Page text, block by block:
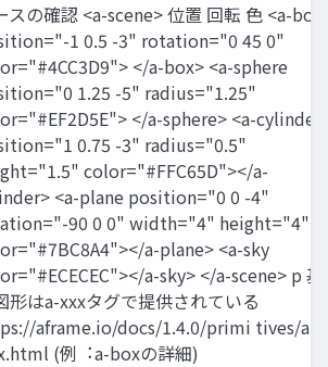
スの確認 <a-scene> 位置 回転 ⾊ <a-box
1 0.5 -3" rotation="0 45 0"
</a-box> <a-sphere
1.25 -5" radius="1.25"
</a-sphere> <a-cylinder
0.75 -3" radius="0.5"
color="#FFC65D"></a-
<a-plane position="0 0 -4"
90 0 0" width="4" height="4"
a-plane> <a-sky
a-sky> </a-scene> p 基
形はa-xxxタグで提供されている
aframe.io/docs/1.4.0/primi tives/a-
(例︓a-boxの詳細)